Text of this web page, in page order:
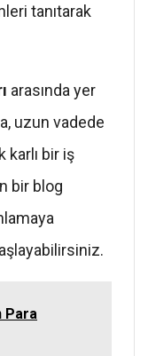
tanıtarak
arasında yer
uzun vadede
karlı bir iş
bir blog
Para